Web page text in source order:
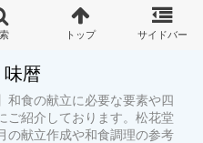
暦
和食の献立に必要な要素や四
ご紹介しております。松花堂
の献立作成や和食調理の参考